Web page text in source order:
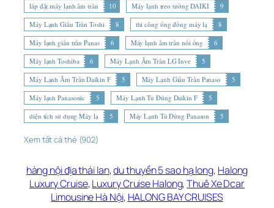
lắp đặt máy lạnh âm trần
10 Máy lạnh treo tường DAIKI
9
Máy Lạnh Giấu Trần Toshi
8 thi công ống đồng máy lạ
8
Máy lạnh giấu trần Panas
6 Máy lạnh âm trần nối ống
6
Máy lạnh Toshiba
6 Máy Lạnh Âm Trần LG Inve
5
Máy Lạnh Âm Trần Daikin F
5 Máy Lạnh Giấu Trần Panaso
5
Máy lạnh Panasonic
5 Máy Lạnh Tủ Đứng Daikin F
5
diện tích sử dụng Máy lạ
5 Máy Lạnh Tủ Đứng Panason 5
Xem tất cả thẻ (902)
hàng nội địa thái lan,du thuyền 5 sao hạ long, Halong
Luxury Cruise,Luxury Cruise Halong,Thuê Xe Dcar
Limousine Hà Nội, HALONG BAY CRUISES